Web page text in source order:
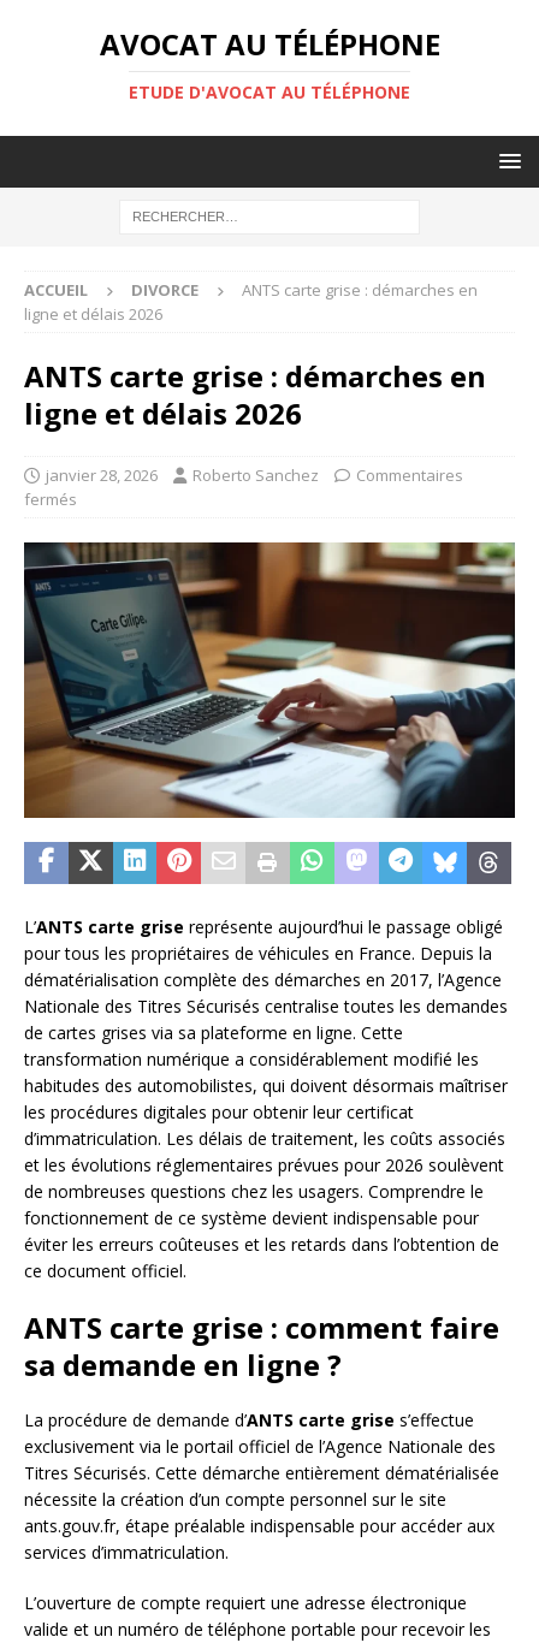
AVOCAT AU TÉLÉPHONE
ETUDE D'AVOCAT AU TÉLÉPHONE
ACCUEIL DIVORCE
ANTS carte grise : démarches en
ligne et délais 2026
ANTS carte grise : démarches en
ligne et délais 2026
janvier 28, 2026 Roberto Sanchez
Commentaires
fermés
L’ANTS carte grise représente aujourd’hui le passage obligé
pour tous les propriétaires de véhicules en France. Depuis la
dématérialisation complète des démarches en 2017, l’Agence
Nationale des Titres Sécurisés centralise toutes les demandes
de cartes grises via sa plateforme en ligne. Cette
transformation numérique a considérablement modifié les
habitudes des automobilistes, qui doivent désormais maîtriser
les procédures digitales pour obtenir leur certificat
d’immatriculation. Les délais de traitement, les coûts associés
et les évolutions réglementaires prévues pour 2026 soulèvent
de nombreuses questions chez les usagers. Comprendre le
fonctionnement de ce système devient indispensable pour
éviter les erreurs coûteuses et les retards dans l’obtention de
ce document officiel.
ANTS carte grise : comment faire
sa demande en ligne ?
La procédure de demande d’ANTS carte grise s’effectue
exclusivement via le portail officiel de l’Agence Nationale des
Titres Sécurisés. Cette démarche entièrement dématérialisée
nécessite la création d’un compte personnel sur le site
ants.gouv.fr, étape préalable indispensable pour accéder aux
services d’immatriculation.
L’ouverture de compte requiert une adresse électronique
valide et un numéro de téléphone portable pour recevoir les